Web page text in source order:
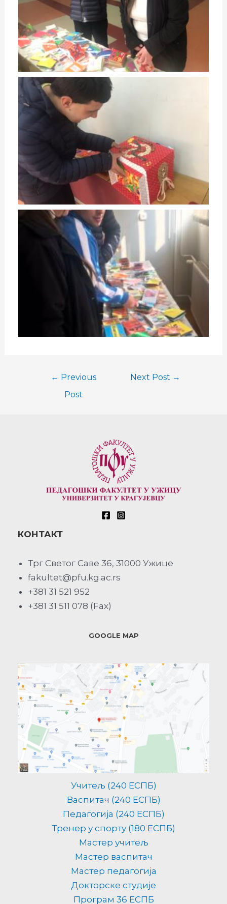
← Previous
Post
Next Post →
КОНТАКТ
Трг Светог Саве 36, 31000 Ужице
fakultet@pfu.kg.ac.rs
+381 31 521 952
+381 31 511 078 (Fax)
GOOGLE MAP
Учитељ (240 ЕСПБ)
Васпитач (240 ЕСПБ)
Педагогија (240 ЕСПБ)
Тренер у спорту (180 ЕСПБ)
Мастер учитељ
Мастер васпитач
Мастер педагогија
Докторске студије
Програм 36 ЕСПБ